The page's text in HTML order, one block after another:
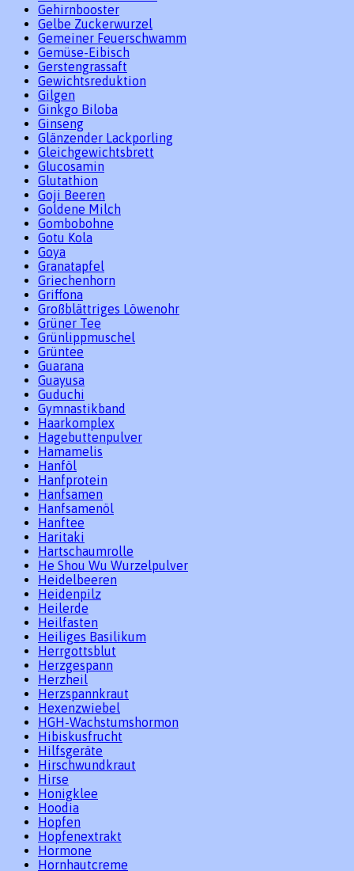
Gehirnbooster
Gelbe Zuckerwurzel
Gemeiner Feuerschwamm
Gemüse-Eibisch
Gerstengrassaft
Gewichtsreduktion
Gilgen
Ginkgo Biloba
Ginseng
Glänzender Lackporling
Gleichgewichtsbrett
Glucosamin
Glutathion
Goji Beeren
Goldene Milch
Gombobohne
Gotu Kola
Goya
Granatapfel
Griechenhorn
Griffona
Großblättriges Löwenohr
Grüner Tee
Grünlippmuschel
Grüntee
Guarana
Guayusa
Guduchi
Gymnastikband
Haarkomplex
Hagebuttenpulver
Hamamelis
Hanföl
Hanfprotein
Hanfsamen
Hanfsamenöl
Hanftee
Haritaki
Hartschaumrolle
He Shou Wu Wurzelpulver
Heidelbeeren
Heidenpilz
Heilerde
Heilfasten
Heiliges Basilikum
Herrgottsblut
Herzgespann
Herzheil
Herzspannkraut
Hexenzwiebel
HGH-Wachstumshormon
Hibiskusfrucht
Hilfsgeräte
Hirschwundkraut
Hirse
Honigklee
Hoodia
Hopfen
Hopfenextrakt
Hormone
Hornhautcreme